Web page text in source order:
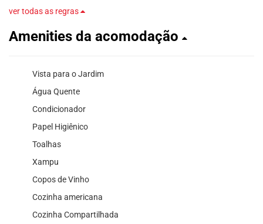
ver todas as regras
Amenities da acomodação
Vista para o Jardim
Água Quente
Condicionador
Papel Higiênico
Toalhas
Xampu
Copos de Vinho
Cozinha americana
Cozinha Compartilhada